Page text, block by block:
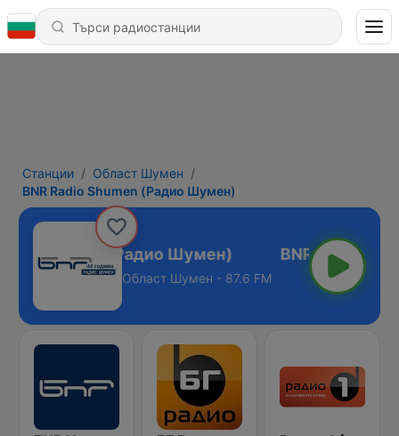
Станции
Област Шумен
BNR Radio Shumen (Радио Шумен)
Shumen (Радио Шумен)
Област Шумен - 87.6 FM